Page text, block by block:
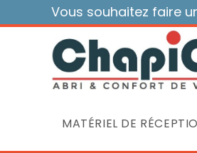
to
Vous souhaitez faire
MATÉRIEL DE